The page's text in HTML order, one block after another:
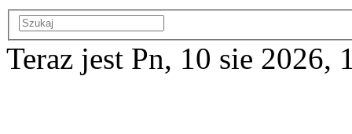
Teraz jest Pn, 10 sie 2026,